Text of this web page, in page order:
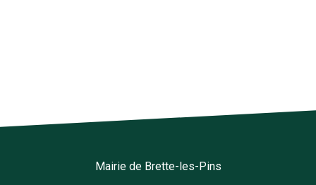
Mairie de Brette-les-Pins